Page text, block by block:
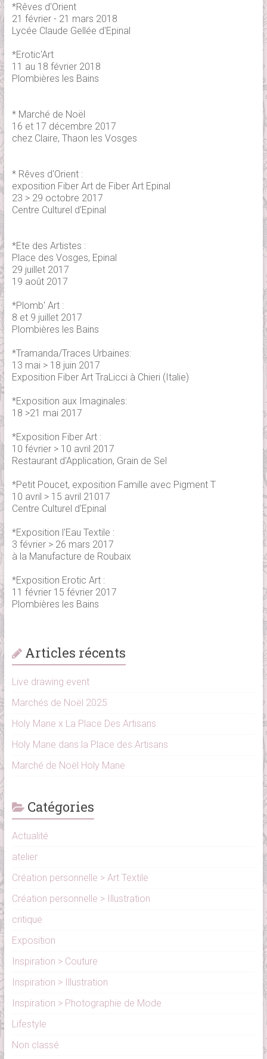
*Rêves d'Orient
21 février - 21 mars 2018
Lycée Claude Gellée d'Epinal
*Erotic'Art
11 au 18 février 2018
Plombières les Bains
* Marché de Noël
16 et 17 décembre 2017
chez Claire, Thaon les Vosges
* Rêves d'Orient :
exposition Fiber Art de Fiber Art Epinal
23 > 29 octobre 2017
Centre Culturel d'Epinal
*Ete des Artistes :
Place des Vosges, Epinal
29 juillet 2017
19 août 2017
*Plomb' Art :
8 et 9 juillet 2017
Plombières les Bains
*Tramanda/Traces Urbaines:
13 mai > 18 juin 2017
Exposition Fiber Art TraLicci à Chieri (Italie)
*Exposition aux Imaginales:
18 >21 mai 2017
*Exposition Fiber Art :
10 février > 10 avril 2017
Restaurant d'Application, Grain de Sel
*Petit Poucet, exposition Famille avec Pigment T
10 avril > 15 avril 21017
Centre Culturel d'Epinal
*Exposition l'Eau Textile :
3 février > 26 mars 2017
à la Manufacture de Roubaix
*Exposition Erotic Art :
11 février 15 février 2017
Plombières les Bains
Articles récents
Live drawing event
Marchés de Noël 2025
Holy Mane x La Place Des Artisans
Holy Mane dans la Place des Artisans
Marché de Noël Holy Mane
Catégories
Actualité
atelier
Création personnelle > Art Textile
Création personnelle > Illustration
critique
Exposition
Inspiration > Couture
Inspiration > Illustration
Inspiration > Photographie de Mode
Lifestyle
Non classé